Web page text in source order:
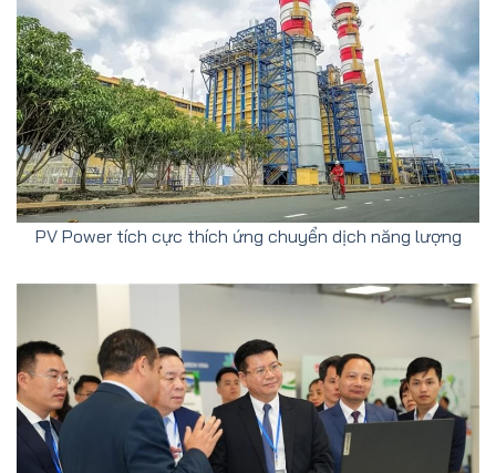
PV Power tích cực thích ứng chuyển dịch năng lượng